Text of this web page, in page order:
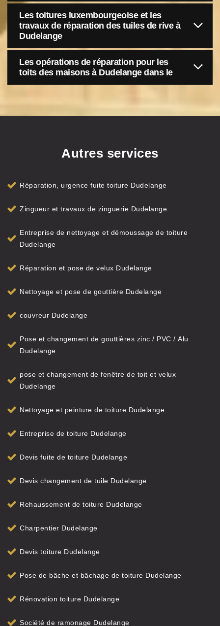
Les toitures luxembourgeoise et les
travaux de réparation des tuiles de rive à
Dudelange
Les opérations de réparation pour les
toits des maisons à Dudelange dans le
Autres services
Réparation, urgence fuite toiture Dudelange
Zingueur et travaux de zinguerie Dudelange
Entreprise de nettoyage et démoussage de toiture
Dudelange
Réparation et pose de velux Dudelange
Nettoyage et pose de gouttière Dudelange
couvreur Dudelange
Pose et changement de gouttières zinc / PVC / Alu
Dudelange
pose et changement de fenêtre de toit et velux
Dudelange
Nettoyage et peinture de toiture Dudelange
Entreprise de toiture Dudelange
Devis fuite de toiture Dudelange
Devis changement de tuile Dudelange
Rehaussement de toiture Dudelange
Charpentier Dudelange
Devis toiture Dudelange
Pose de bâche et bâchage de toiture Dudelange
Rénovation toiture Dudelange
Société de ramonage Dudelange